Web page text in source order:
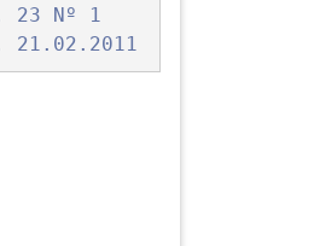
23 Nº 1
21.02.2011